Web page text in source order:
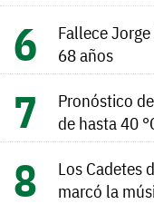
Fallece
68 años
Pronóstico
de hasta 40
Los Cadetes
marcó la